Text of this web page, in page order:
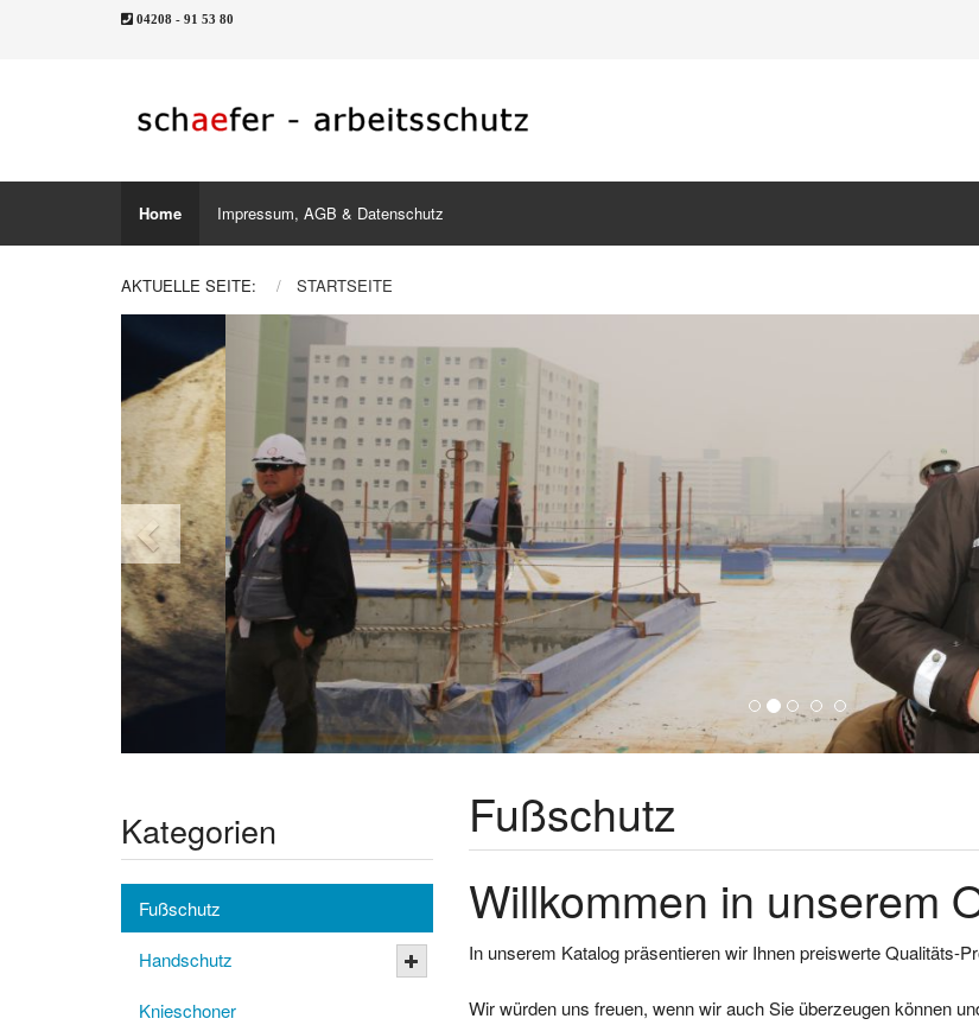
04208 - 91 53 80
Home Impressum, AGB & Datenschutz
AKTUELLE SEITE: STARTSEITE
Fußschutz
Willkommen in unserem
In unserem Katalog präsentieren wir Ihnen preiswerte Qualitäts-
Wir würden uns freuen, wenn wir auch Sie überzeugen können
Kategorien
Fußschutz
Handschutz
Knieschoner